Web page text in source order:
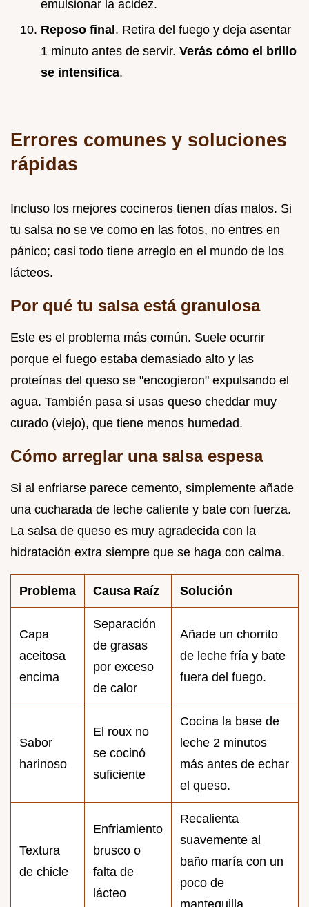
emulsionar la acidez.
Reposo final. Retira del fuego y deja asentar
1 minuto antes de servir. Verás cómo el brillo
se intensifica.
Errores comunes y soluciones
rápidas
Incluso los mejores cocineros tienen días malos. Si
tu salsa no se ve como en las fotos, no entres en
pánico; casi todo tiene arreglo en el mundo de los
lácteos.
Por qué tu salsa está granulosa
Este es el problema más común. Suele ocurrir
porque el fuego estaba demasiado alto y las
proteínas del queso se "encogieron" expulsando el
agua. También pasa si usas queso cheddar muy
curado (viejo), que tiene menos humedad.
Cómo arreglar una salsa espesa
Si al enfriarse parece cemento, simplemente añade
una cucharada de leche caliente y bate con fuerza.
La salsa de queso es muy agradecida con la
hidratación extra siempre que se haga con calma.
Problema Causa Raíz Solución
Capa
aceitosa
encima
Separación
de grasas
por exceso
de calor
Añade un chorrito
de leche fría y bate
fuera del fuego.
Sabor
harinoso
El roux no
se cocinó
suficiente
Cocina la base de
leche 2 minutos
más antes de echar
el queso.
Textura
de chicle
Enfriamiento
brusco o
falta de
lácteo
Recalienta
suavemente al
baño maría con un
poco de
mantequilla.